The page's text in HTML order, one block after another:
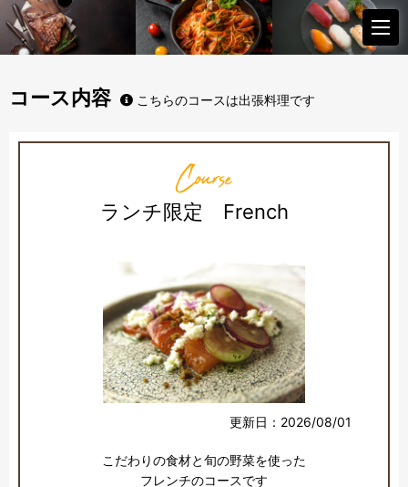
コース内容 こちらのコースは出張料理です
Course
ランチ限定 French
更新日：2026/08/01
こだわりの食材と旬の野菜を使った
フレンチのコースです